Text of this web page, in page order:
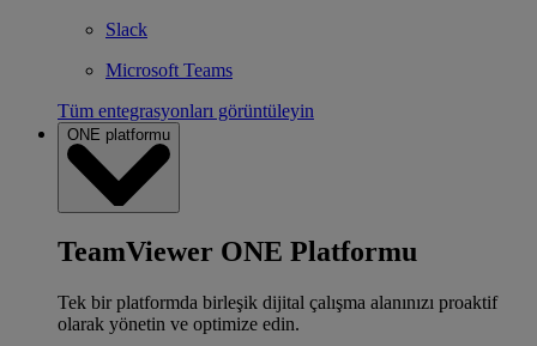
Slack
Microsoft Teams
Tüm entegrasyonları görüntüleyin
ONE platformu
TeamViewer ONE Platformu
Tek bir platformda birleşik dijital çalışma alanınızı proaktif
olarak yönetin ve optimize edin.